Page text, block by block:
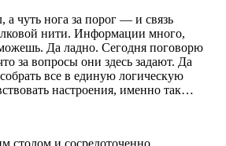
чуть нога за порог — и связь
нити. Информации много,
Да ладно. Сегодня поговорю
за вопросы они здесь задают. Да
все в единую логическую
настроения, именно так…
столом и сосредоточенно